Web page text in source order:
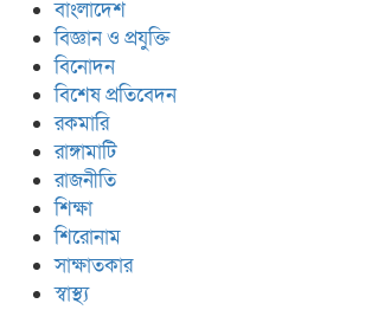
বাংলাদেশ
বিজ্ঞান ও প্রযুক্তি
বিনোদন
বিশেষ প্রতিবেদন
রকমারি
রাঙ্গামাটি
রাজনীতি
শিক্ষা
শিরোনাম
সাক্ষাতকার
স্বাস্থ্য